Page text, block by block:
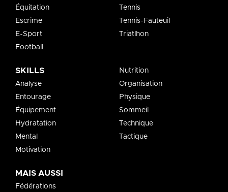
Équitation
Escrime
E-Sport
Football
Tennis
Tennis-Fauteuil
Triatlhon
SKILLS
Analyse
Entourage
Équipement
Hydratation
Mental
Motivation
Nutrition
Organisation
Physique
Sommeil
Technique
Tactique
MAIS AUSSI
Fédérations